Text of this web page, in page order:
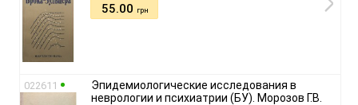
55.00 грн
022611
Эпидемиологические исследования в
неврологии и психиатрии (БУ). Морозов Г.В.